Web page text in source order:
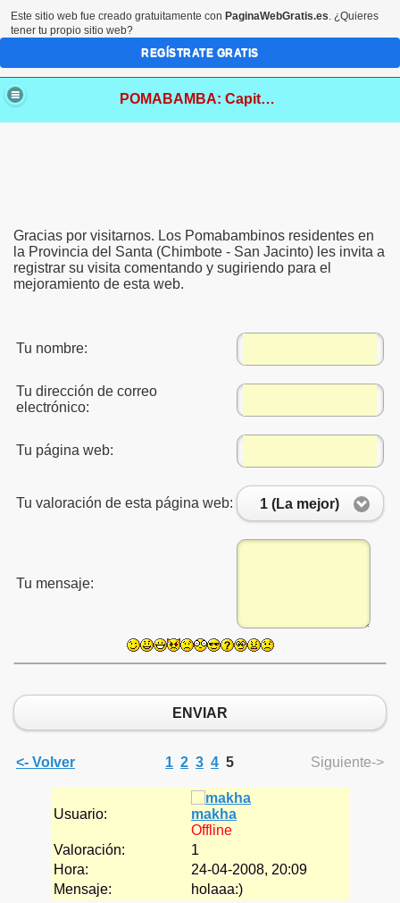
POMABAMBA: Capital Folklórica de Ancash
Gracias por visitarnos. Los Pomabambinos residentes en
la Provincia del Santa (Chimbote - San Jacinto) les invita a
registrar su visita comentando y sugiriendo para el
mejoramiento de esta web.
Tu nombre:
Tu dirección de correo
electrónico:
Tu página web:
Tu valoración de esta página web: 1 (La mejor)
Tu mensaje:
ENVIAR
<- Volver 1 2 3 4 5 Siguiente->
Usuario:
makha
Offline
Valoración:
1
Hora:
24-04-2008, 20:09
Mensaje:
holaaa:)
Este sitio web fue creado gratuitamente con PaginaWebGratis.es. ¿Quieres
tener tu propio sitio web?
REGÍSTRATE GRATIS